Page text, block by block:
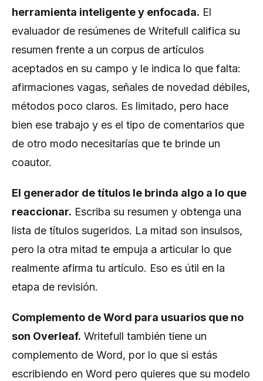
herramienta inteligente y enfocada. El
evaluador de resúmenes de Writefull califica su
resumen frente a un corpus de artículos
aceptados en su campo y le indica lo que falta:
afirmaciones vagas, señales de novedad débiles,
métodos poco claros. Es limitado, pero hace
bien ese trabajo y es el tipo de comentarios que
de otro modo necesitarías que te brinde un
coautor.
El generador de títulos le brinda algo a lo que
reaccionar. Escriba su resumen y obtenga una
lista de títulos sugeridos. La mitad son insulsos,
pero la otra mitad te empuja a articular lo que
realmente afirma tu artículo. Eso es útil en la
etapa de revisión.
Complemento de Word para usuarios que no
son Overleaf. Writefull también tiene un
complemento de Word, por lo que si estás
escribiendo en Word pero quieres que su modelo